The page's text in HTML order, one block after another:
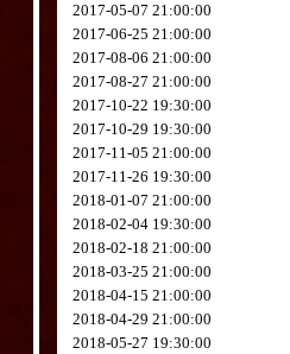
2017-05-07 21:00:00
2017-06-25 21:00:00
2017-08-06 21:00:00
2017-08-27 21:00:00
2017-10-22 19:30:00
2017-10-29 19:30:00
2017-11-05 21:00:00
2017-11-26 19:30:00
2018-01-07 21:00:00
2018-02-04 19:30:00
2018-02-18 21:00:00
2018-03-25 21:00:00
2018-04-15 21:00:00
2018-04-29 21:00:00
2018-05-27 19:30:00